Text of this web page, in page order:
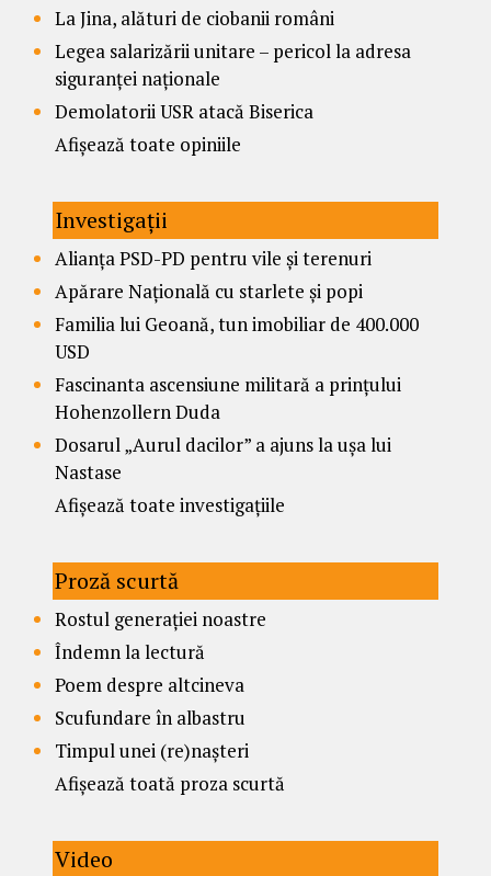
La Jina, alături de ciobanii români
Legea salarizării unitare – pericol la adresa
siguranței naționale
Demolatorii USR atacă Biserica
Afișează toate opiniile
Investigații
Alianța PSD-PD pentru vile și terenuri
Apărare Națională cu starlete și popi
Familia lui Geoană, tun imobiliar de 400.000
USD
Fascinanta ascensiune militară a prințului
Hohenzollern Duda
Dosarul „Aurul dacilor” a ajuns la ușa lui
Nastase
Afișează toate investigațiile
Proză scurtă
Rostul generației noastre
Îndemn la lectură
Poem despre altcineva
Scufundare în albastru
Timpul unei (re)nașteri
Afișează toată proza scurtă
Video